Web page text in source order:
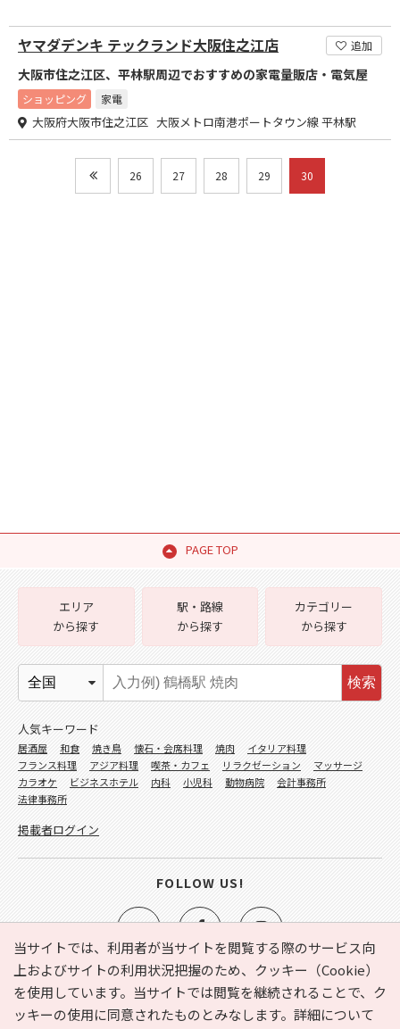
ヤマダデンキ テックランド大阪住之江店 追加
大阪市住之江区、平林駅周辺でおすすめの家電量販店・電気屋
ショッピング 家電
大阪府大阪市住之江区 大阪メトロ南港ポートタウン線 平林駅
26 27 28 29 30
PAGE TOP
当サイトでは、利用者が当サイトを閲覧する際のサービス向
上およびサイトの利用状況把握のため、クッキー（Cookie）
を使用しています。当サイトでは閲覧を継続されることで、ク
ッキーの使用に同意されたものとみなします。詳細について
e-NAVITA（イーナビタ）とは？ お気に入り
ヘルプ
利用規約
個人情報の取り扱いについて 運営会社
エリア
から探す
駅・路線
から探す
カテゴリー
から探す
検索
人気キーワード
居酒屋 和食 焼き鳥 懐石・会席料理 焼肉
イタリア料理
フランス料理
アジア料理 喫茶・カフェ リラクゼーション
マッサージ
カラオケ
ビジネスホテル 内科 小児科 動物病院
会計事務所
法律事務所
掲載者ログイン
FOLLOW US!